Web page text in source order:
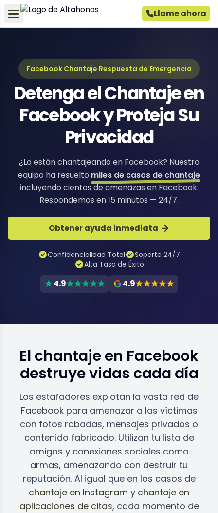
Llame ahora
Facebook Chantaje Respuesta de Emergencia
Detenga el Chantaje en
Facebook y Proteja Su
Privacidad
¿Lo están chantajeando en Facebook? Nuestro
equipo ha resuelto miles de casos de chantaje
incluyendo cientos de amenazas en Facebook.
Respondemos en 15 minutos — 24/7.
Obtener ayuda inmediata
Confidencialidad Total
Soporte 24/7
Alta Tasa de Éxito
4.9 4.9
El chantaje en Facebook
destruye vidas cada día
Los estafadores explotan la vasta red de
Facebook para amenazar a las víctimas
con fotos robadas, mensajes privados o
contenido fabricado. Utilizan tu lista de
amigos y conexiones sociales como
armas, amenazando con destruir tu
reputación. Al igual que en los casos de
chantaje en Instagram y chantaje en
aplicaciones de citas, cada momento de